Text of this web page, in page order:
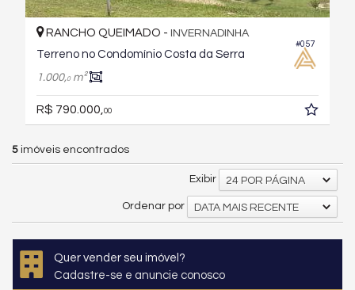
#057
RANCHO QUEIMADO - INVERNADINHA
Terreno no Condomínio Costa da Serra
1.000,0m²
R$ 790.000, 00
5 imóveis encontrados
Exibir 24 POR PÁGINA
Ordenar por DATA MAIS RECENTE
Quer vender seu imóvel?
Cadastre-se e anuncie conosco